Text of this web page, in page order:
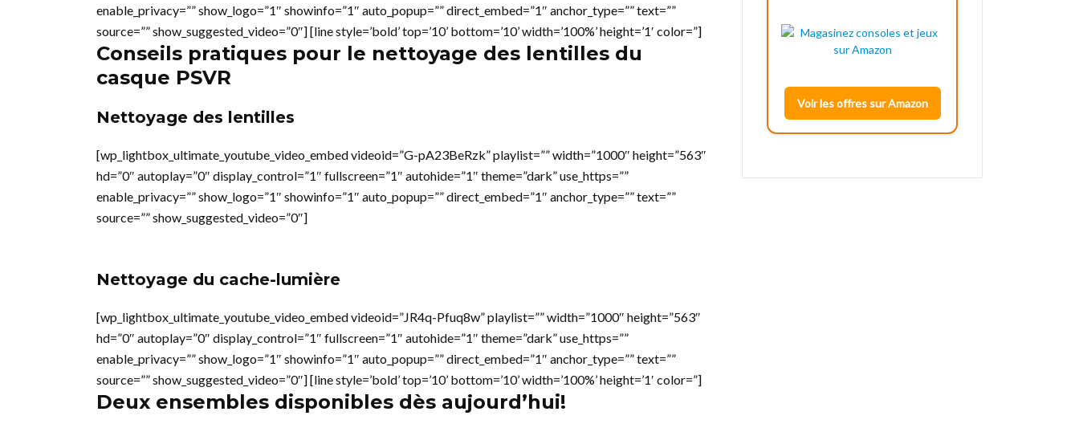
enable_privacy=”” show_logo=”1″ showinfo=”1″ auto_popup=”” direct_embed=”1″ anchor_type=”” text=””
source=”” show_suggested_video=”0″] [line style=’bold’ top=’10’ bottom=’10’ width=’100%’ height=’1′ color=”]
Conseils pratiques pour le nettoyage des lentilles du
casque PSVR
Nettoyage des lentilles
[wp_lightbox_ultimate_youtube_video_embed videoid=”G-pA23BeRzk” playlist=”” width=”1000″ height=”563″
hd=”0″ autoplay=”0″ display_control=”1″ fullscreen=”1″ autohide=”1″ theme=”dark” use_https=””
enable_privacy=”” show_logo=”1″ showinfo=”1″ auto_popup=”” direct_embed=”1″ anchor_type=”” text=””
source=”” show_suggested_video=”0″]
Nettoyage du cache-lumière
[wp_lightbox_ultimate_youtube_video_embed videoid=”JR4q-Pfuq8w” playlist=”” width=”1000″ height=”563″
hd=”0″ autoplay=”0″ display_control=”1″ fullscreen=”1″ autohide=”1″ theme=”dark” use_https=””
enable_privacy=”” show_logo=”1″ showinfo=”1″ auto_popup=”” direct_embed=”1″ anchor_type=”” text=””
source=”” show_suggested_video=”0″] [line style=’bold’ top=’10’ bottom=’10’ width=’100%’ height=’1′ color=”]
Deux ensembles disponibles dès aujourd’hui!
Voir les offres sur Amazon